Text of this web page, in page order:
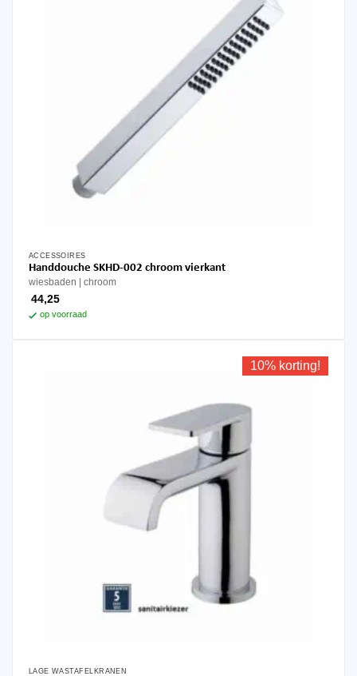
ACCESSOIRES
Handdouche SKHD-002 chroom vierkant
wiesbaden chroom
44,25
op voorraad
10% korting!
LAGE WASTAFELKRANEN